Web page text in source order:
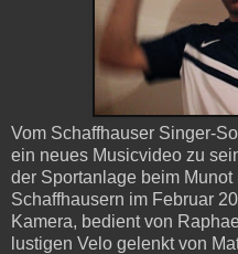
Vom Schaffhauser Singer-
ein neues Musicvideo zu
der Sportanlage beim
Schaffhausern im Februar
Kamera, bedient von
lustigen Velo gelenkt von